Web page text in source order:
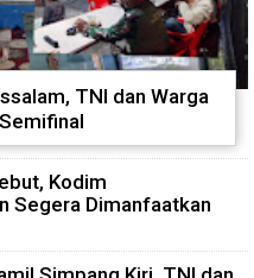
TNI dan Warga
Kodim
Segera Dimanfaatkan